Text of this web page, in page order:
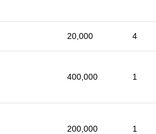
20,000 4
400,000 1
200,000 1